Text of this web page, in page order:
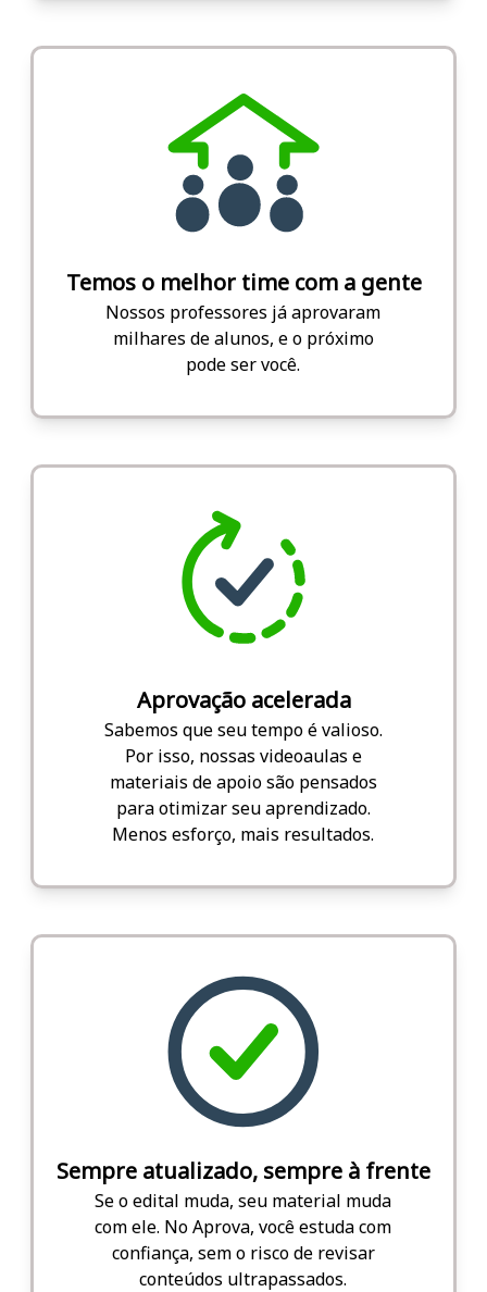
Temos o melhor time com a gente
Nossos professores já aprovaram
milhares de alunos, e o próximo
pode ser você.
Aprovação acelerada
Sabemos que seu tempo é valioso.
Por isso, nossas videoaulas e
materiais de apoio são pensados
para otimizar seu aprendizado.
Menos esforço, mais resultados.
Sempre atualizado, sempre à frente
Se o edital muda, seu material muda
com ele. No Aprova, você estuda com
confiança, sem o risco de revisar
conteúdos ultrapassados.